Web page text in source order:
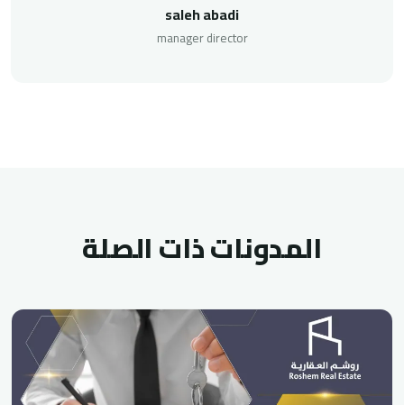
saleh abadi
manager director
المدونات ذات الصلة